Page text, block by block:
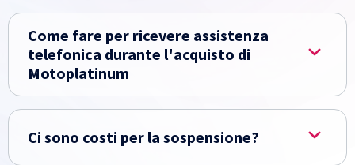
Come fare per ricevere assistenza
telefonica durante l'acquisto di
Motoplatinum
Ci sono costi per la sospensione?